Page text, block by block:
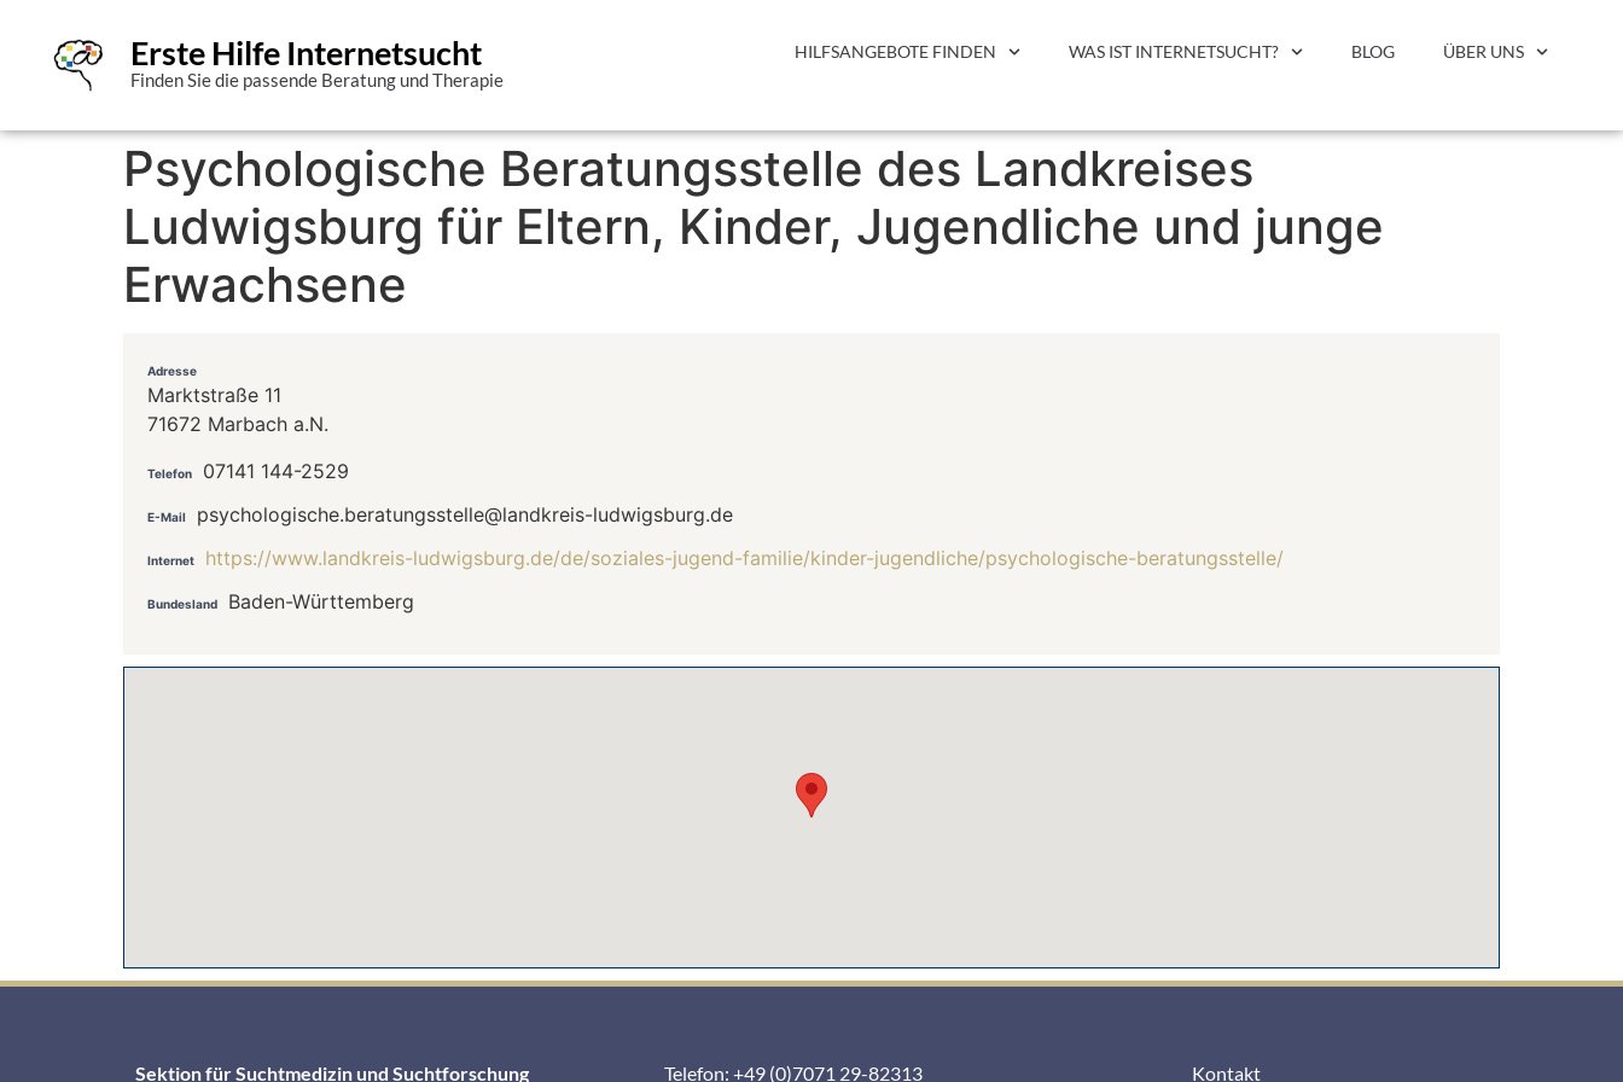
Erste Hilfe Internetsucht
Finden Sie die passende Beratung und Therapie
HILFSANGEBOTE FINDEN WAS IST INTERNETSUCHT? BLOG ÜBER UNS
Psychologische Beratungsstelle des Landkreises
Ludwigsburg für Eltern, Kinder, Jugendliche und junge
Erwachsene
Adresse
Marktstraße 11
71672 Marbach a.N.
Telefon 07141 144-2529
E-Mail psychologische.beratungsstelle@landkreis-ludwigsburg.de
Internet https://www.landkreis-ludwigsburg.de/de/soziales-jugend-familie/kinder-jugendliche/psychologische-beratungsstelle/
Bundesland Baden-Württemberg
Sektion für Suchtmedizin und Suchtforschung Telefon: +49 (0)7071 29-82313 Kontakt